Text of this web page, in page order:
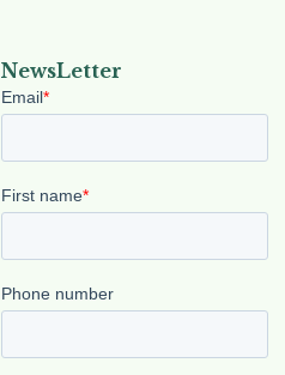
NewsLetter